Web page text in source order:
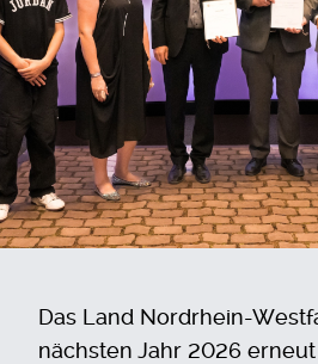
Das Land Nordrhein-
nächsten Jahr 2026